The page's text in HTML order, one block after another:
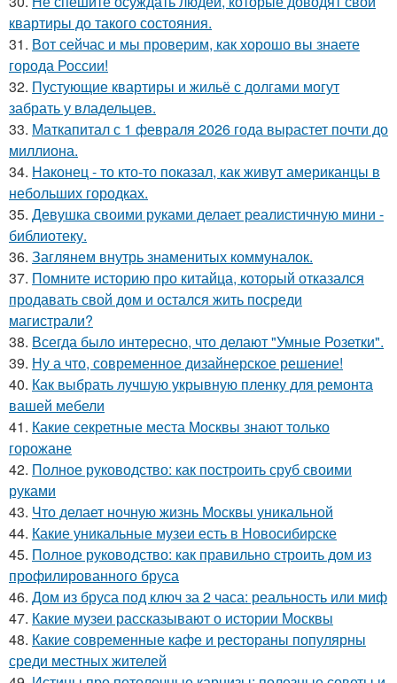
квартиры до такого состояния.
31. Вот сейчас и мы проверим, как хорошо вы знаете
города России!
32. Пустующие квартиры и жильё с долгами могут
забрать у владельцев.
33. Маткапитал с 1 февраля 2026 года вырастет почти до
миллиона.
34. Наконец - то кто-то показал, как живут американцы в
небольших городках.
35. Девушка своими руками делает реалистичную мини -
библиотеку.
36. Заглянем внутрь знаменитых коммуналок.
37. Помните историю про китайца, который отказался
продавать свой дом и остался жить посреди
магистрали?
38. Всегда было интересно, что делают "Умные Розетки".
39. Ну а что, современное дизайнерское решение!
40. Как выбрать лучшую укрывную пленку для ремонта
вашей мебели
41. Какие секретные места Москвы знают только
горожане
42. Полное руководство: как построить сруб своими
руками
43. Что делает ночную жизнь Москвы уникальной
44. Какие уникальные музеи есть в Новосибирске
45. Полное руководство: как правильно строить дом из
профилированного бруса
46. Дом из бруса под ключ за 2 часа: реальность или миф
47. Какие музеи рассказывают о истории Москвы
48. Какие современные кафе и рестораны популярны
среди местных жителей